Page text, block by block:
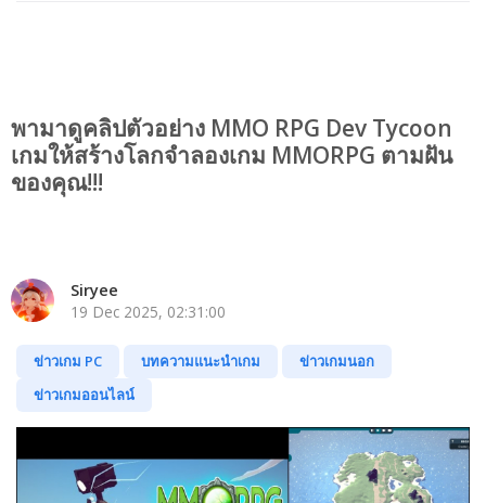
พามาดูคลิปตัวอย่าง MMO RPG Dev Tycoon
เกมให้สร้างโลกจำลองเกม MMORPG ตามฝัน
ของคุณ!!!
Siryee
19 Dec 2025, 02:31:00
ข่าวเกม PC บทความแนะนำเกม
ข่าวเกมนอก
ข่าวเกมออนไลน์